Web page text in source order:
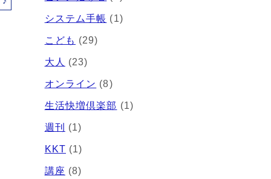
システム手帳 (1)
こども (29)
大人 (23)
オンライン (8)
生活快増倶楽部 (1)
週刊 (1)
KKT (1)
講座 (8)